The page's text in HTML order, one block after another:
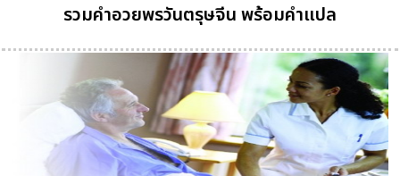
รวมคำอวยพรวันตรุษจีน พร้อมคำแปล